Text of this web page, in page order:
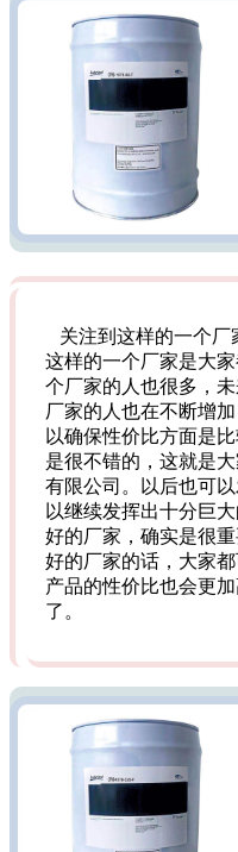
关注到这样的一个
这样的一个厂家是大
个厂家的人也很多，
厂家的人也在不断增
以确保性价比方面是
是很不错的，这就是
有限公司。以后也可
以继续发挥出十分巨
好的厂家，确实是很
好的厂家的话，大家
产品的性价比也会更
了。